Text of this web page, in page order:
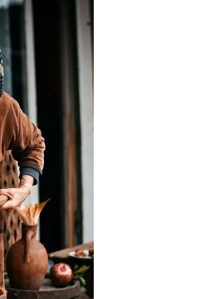
маршрутом и нарушают правила
02.08.2026